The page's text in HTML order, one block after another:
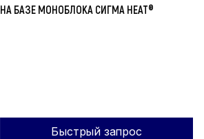
НА БАЗЕ МОНОБЛОКА СИГМА HEAT®
Быстрый запрос